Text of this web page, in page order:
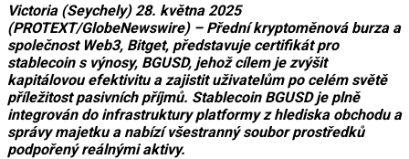
Victoria (Seychely) 28. května 2025
(PROTEXT/GlobeNewswire) – Přední kryptoměnová burza a
společnost Web3, Bitget, představuje certifikát pro
stablecoin s výnosy, BGUSD, jehož cílem je zvýšit
kapitálovou efektivitu a zajistit uživatelům po celém světě
příležitost pasivních příjmů. Stablecoin BGUSD je plně
integrován do infrastruktury platformy z hlediska obchodu a
správy majetku a nabízí všestranný soubor prostředků
podpořený reálnými aktivy.